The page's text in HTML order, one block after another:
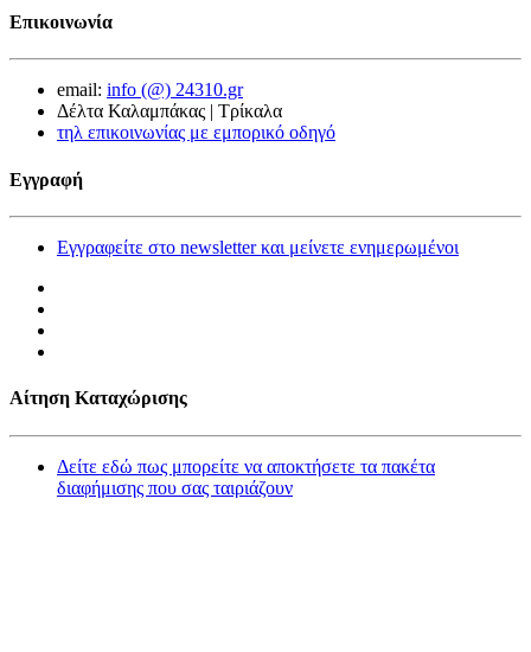
Επικοινωνία
email: info (@) 24310.gr
Δέλτα Καλαμπάκας | Τρίκαλα
τηλ επικοινωνίας με εμπορικό οδηγό
Εγγραφή
Εγγραφείτε στο newsletter και μείνετε ενημερωμένοι
Αίτηση Καταχώρισης
Δείτε εδώ πως μπορείτε να αποκτήσετε τα πακέτα
διαφήμισης που σας ταιριάζουν